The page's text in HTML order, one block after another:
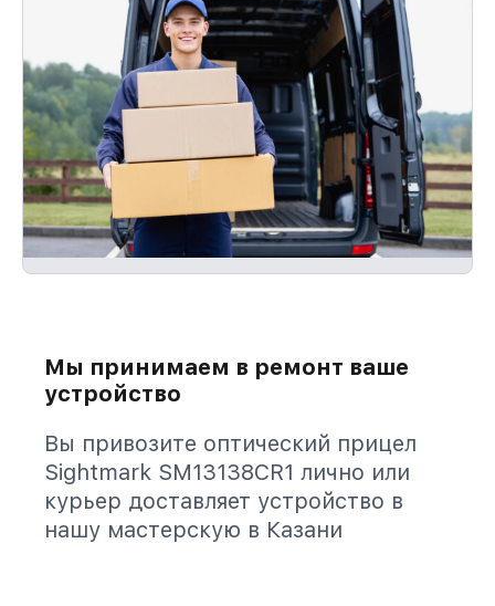
Мы принимаем в ремонт ваше
устройство
Вы привозите оптический прицел
Sightmark SM13138CR1 лично или
курьер доставляет устройство в
нашу мастерскую в Казани